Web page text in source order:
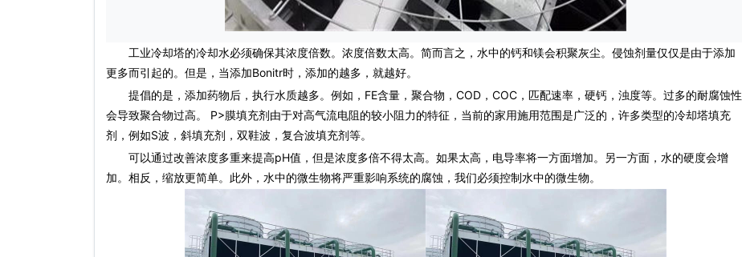
工业冷却塔的冷却水必须确保其浓度倍数。浓度倍数太高。简而言之，水中的钙和镁会积聚灰尘。侵蚀剂量仅仅是由于添加
更多而引起的。但是，当添加Bonitr时，添加的越多，就越好。
提倡的是，添加药物后，执行水质越多。例如，FE含量，聚合物，COD，COC，匹配速率，硬钙，浊度等。过多的耐腐蚀性
会导致聚合物过高。 P>膜填充剂由于对高气流电阻的较小阻力的特征，当前的家用施用范围是广泛的，许多类型的冷却塔填充
剂，例如S波，斜填充剂，双鞋波，复合波填充剂等。
可以通过改善浓度多重来提高pH值，但是浓度多倍不得太高。如果太高，电导率将一方面增加。另一方面，水的硬度会增
加。相反，缩放更简单。此外，水中的微生物将严重影响系统的腐蚀，我们必须控制水中的微生物。